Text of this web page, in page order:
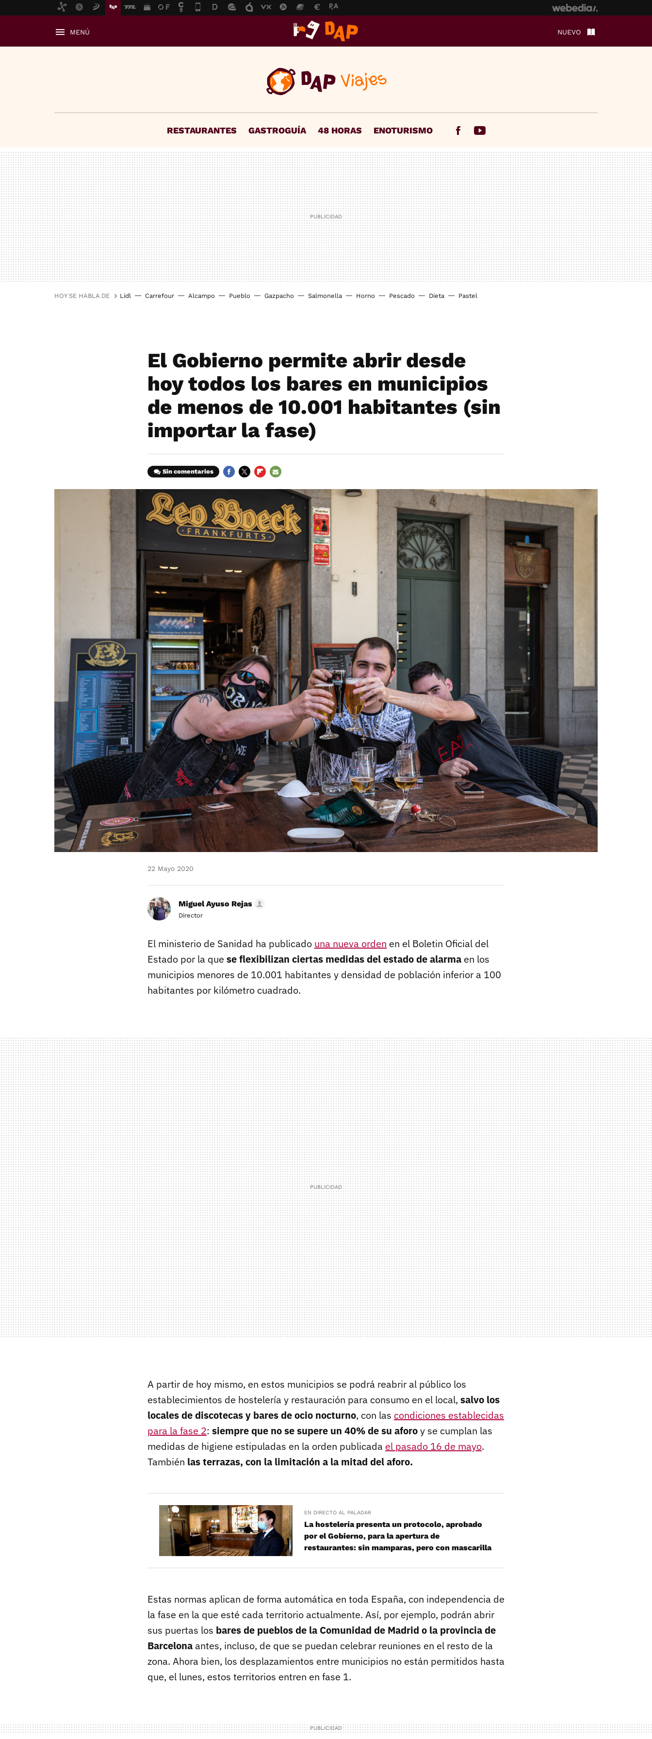
MENÚ NUEVO
RESTAURANTES GASTROGUÍA 48 HORAS ENOTURISMO FacebookYoutube
HOY SE HABLA DE Lidl Carrefour Alcampo Pueblo Gazpacho Salmonella Horno Pescado Dieta Pastel
El Gobierno permite abrir desde
hoy todos los bares en municipios
de menos de 10.001 habitantes (sin
importar la fase)
Sin comentarios
22 Mayo 2020
Miguel Ayuso Rejas
Director
El ministerio de Sanidad ha publicado una nueva orden en el Boletin Oficial del
Estado por la que se flexibilizan ciertas medidas del estado de alarma en los
municipios menores de 10.001 habitantes y densidad de población inferior a 100
habitantes por kilómetro cuadrado.
A partir de hoy mismo, en estos municipios se podrá reabrir al público los
establecimientos de hostelería y restauración para consumo en el local, salvo los
locales de discotecas y bares de ocio nocturno, con las condiciones establecidas
para la fase 2: siempre que no se supere un 40% de su aforoy se cumplan las
medidas de higiene estipuladas en la orden publicada el pasado 16 de mayo.
También las terrazas, con la limitación a la mitad del aforo.
EN DIRECTO AL PALADAR
La hostelería presenta un protocolo, aprobado
por el Gobierno, para la apertura de
restaurantes: sin mamparas, pero con mascarilla
Estas normas aplican de forma automática en toda España, con independencia de
la fase en la que esté cada territorio actualmente. Así, por ejemplo, podrán abrir
sus puertas los bares de pueblos de la Comunidad de Madrid o la provincia de
Barcelona antes, incluso, de que se puedan celebrar reuniones en el resto de la
zona. Ahora bien, los desplazamientos entre municipios no están permitidos hasta
que, el lunes, estos territorios entren en fase 1.